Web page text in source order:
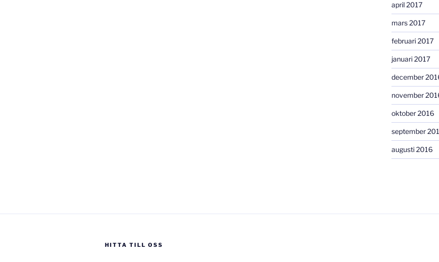
april 2017
mars 2017
februari 2017
januari 2017
december
november
oktober 2016
september
augusti 2016
HITTA TILL OSS